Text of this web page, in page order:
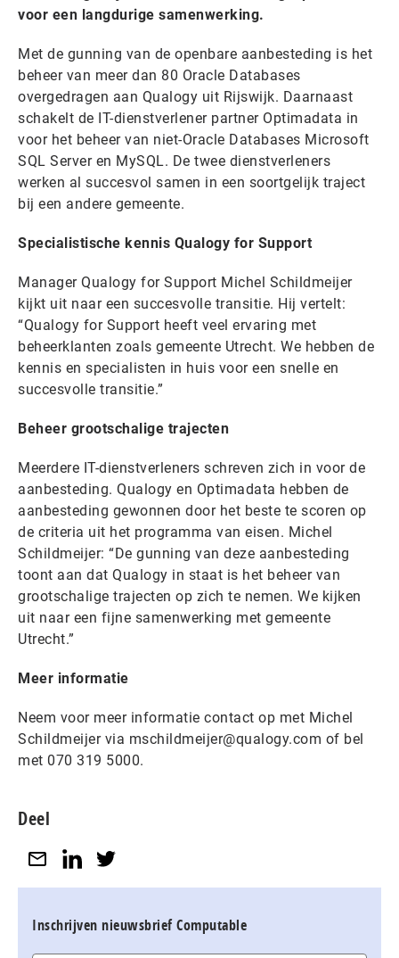
voor een langdurige samenwerking.
Met de gunning van de openbare aanbesteding is het
beheer van meer dan 80 Oracle Databases
overgedragen aan Qualogy uit Rijswijk. Daarnaast
schakelt de IT-dienstverlener partner Optimadata in
voor het beheer van niet-Oracle Databases Microsoft
SQL Server en MySQL. De twee dienstverleners
werken al succesvol samen in een soortgelijk traject
bij een andere gemeente.
Specialistische kennis Qualogy for Support
Manager Qualogy for Support Michel Schildmeijer
kijkt uit naar een succesvolle transitie. Hij vertelt:
“Qualogy for Support heeft veel ervaring met
beheerklanten zoals gemeente Utrecht. We hebben de
kennis en specialisten in huis voor een snelle en
succesvolle transitie.”
Beheer grootschalige trajecten
Meerdere IT-dienstverleners schreven zich in voor de
aanbesteding. Qualogy en Optimadata hebben de
aanbesteding gewonnen door het beste te scoren op
de criteria uit het programma van eisen. Michel
Schildmeijer: “De gunning van deze aanbesteding
toont aan dat Qualogy in staat is het beheer van
grootschalige trajecten op zich te nemen. We kijken
uit naar een fijne samenwerking met gemeente
Utrecht.”
Meer informatie
Neem voor meer informatie contact op met Michel
Schildmeijer via mschildmeijer@qualogy.com of bel
met 070 319 5000.
Deel
Inschrijven nieuwsbrief Computable